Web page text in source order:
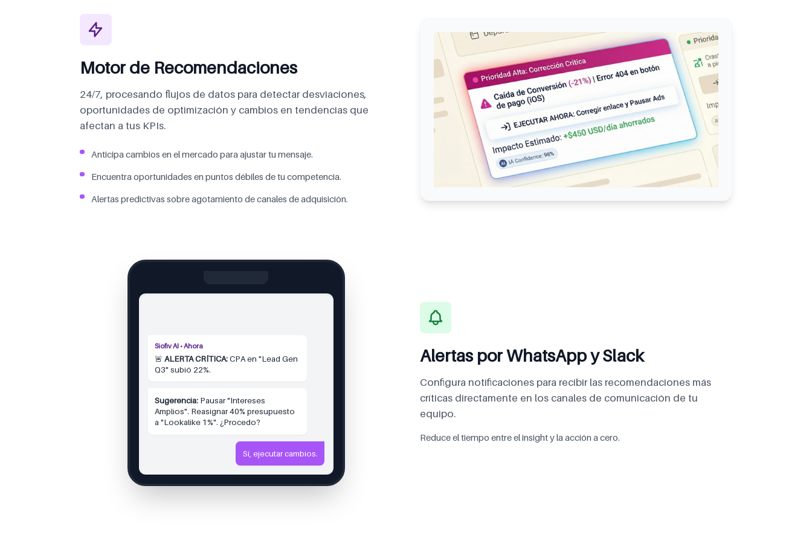
Motor de Recomendaciones
24/7, procesando flujos de datos para detectar desviaciones,
oportunidades de optimización y cambios en tendencias que
afectan a tus KPIs.
Anticipa cambios en el mercado para ajustar tu mensaje.
Encuentra oportunidades en puntos débiles de tu competencia.
Alertas predictivas sobre agotamiento de canales de adquisición.
Siofiv AI • Ahora
🚨 ALERTA CRÍTICA:CPA en "Lead Gen
Q3" subió 22%.
Sugerencia: Pausar "Intereses
Amplios". Reasignar 40% presupuesto
a "Lookalike 1%". ¿Procedo?
Sí, ejecutar cambios.
Alertas por WhatsApp y Slack
Configura notificaciones para recibir las recomendaciones más
críticas directamente en los canales de comunicación de tu
equipo.
Reduce el tiempo entre el insight y la acción a cero.